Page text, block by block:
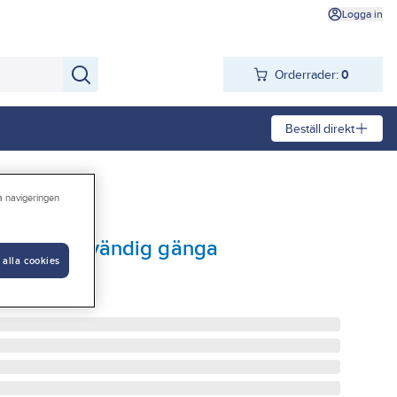
Logga in
Orderrader: 0
Beställ direkt
utvändig gänga
24MM
navigeringen
alla cookies